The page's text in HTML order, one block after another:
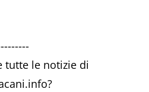
tutte le notizie di